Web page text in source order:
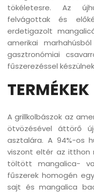
tökéletesre. Az
felvágottak és
erdetigazolt
amerikai
gasztronómiai
fűszerezéssel
TERMÉKEK
A grillkolbászok az
ötvözésével áttörő
asztalára. A 94%-os
viszont eltér az itthon
töltött mangalica-
fűszerek homogén
sajt és mangalica